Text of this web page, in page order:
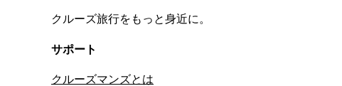
クルーズ旅行をもっと身近に。
サポート
クルーズマンズとは